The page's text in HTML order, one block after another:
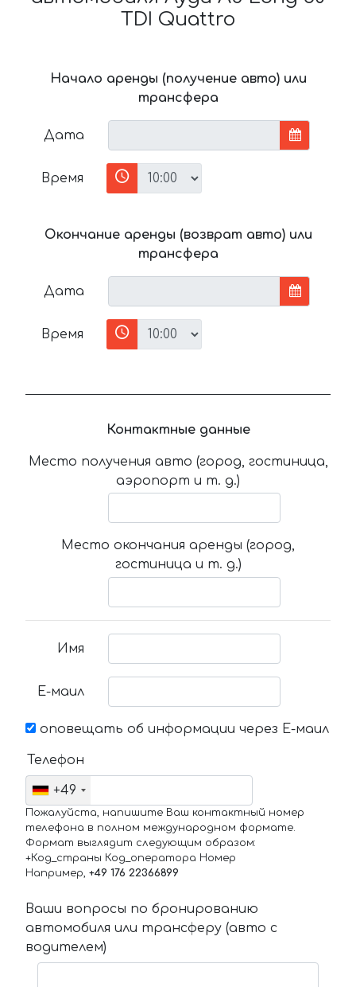
TDI Quattro
Начало аренды (получение авто) или
трансфера
Дата
Время
Окончание аренды (возврат авто) или
трансфера
Дата
Время
Контактные данные
Место получения авто (город, гостиница,
аэропорт и т. д.)
Место окончания аренды (город,
гостиница и т. д.)
Имя
Е-маил
оповещать об информации через Е-маил
Телефон
+49
Пожалуйста, напишите Ваш контактный номер
телефона в полном международном формате.
Формат выглядит следующим образом:
+Код_страны Код_оператора Номер
Например, +49 176 22366899
Ваши вопросы по бронированию
автомобиля или трансферу (авто с
водителем)